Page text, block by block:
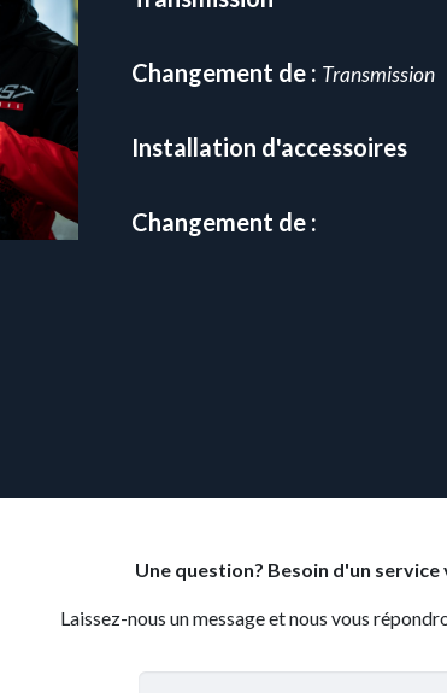
Changement de : Transmission
Installation d'accessoires
Changement de :
Une question? Besoin d'un service
Laissez-nous un message et nous vous